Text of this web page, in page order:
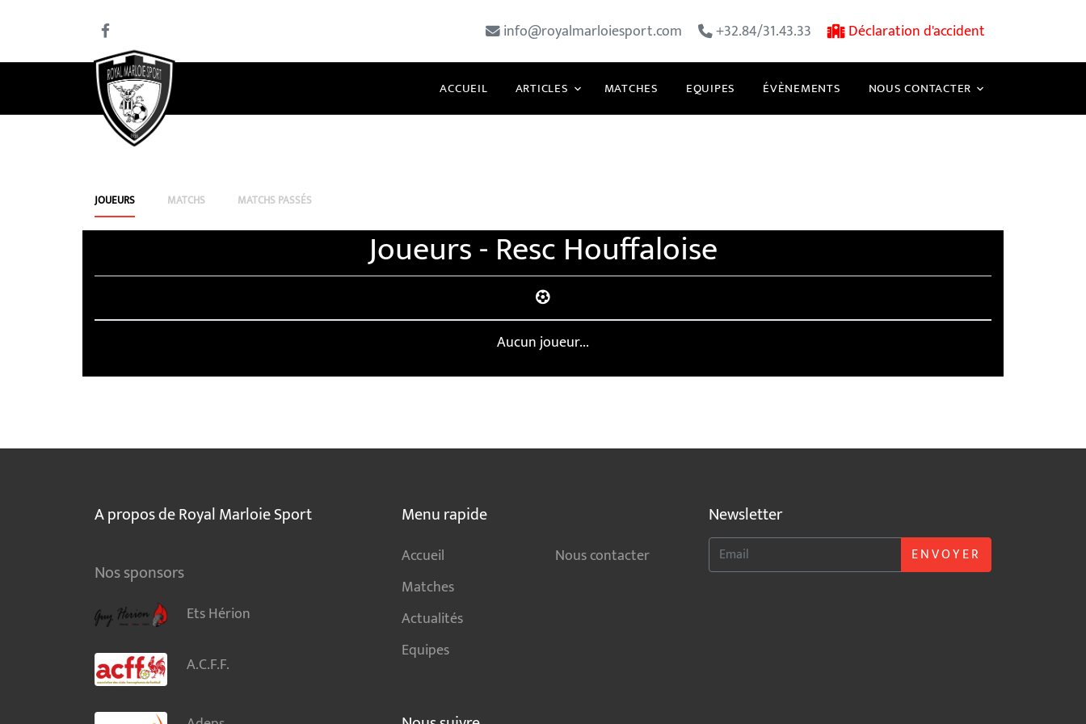
info@royalmarloiesport.com +32.84/31.43.33 Déclaration d'accident
ACCUEIL ARTICLES MATCHES EQUIPES ÉVÈNEMENTS NOUS CONTACTER
JOUEURS MATCHS MATCHS PASSÉS
Joueurs - Resc Houffaloise
Aucun joueur...
A propos de Royal Marloie Sport
Nos sponsors
Ets Hérion
A.C.F.F.
Menu rapide
Accueil
Matches
Actualités
Equipes
Nous contacter
Newsletter
ENVOYER